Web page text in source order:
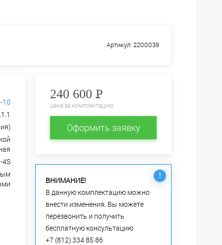
Артикул: 2200039
10
4S
240 600 Р
цена за комплектацию
Оформить заявку
!
ВНИМАНИЕ!
В данную комплектацию можно
внести изменения. Вы можете
перезвонить и получить
бесплатную консультацию
+7 (812) 334 85 86